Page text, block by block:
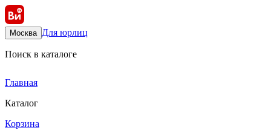
Москва Для юрлиц
Поиск в каталоге
Главная
Каталог
Корзина